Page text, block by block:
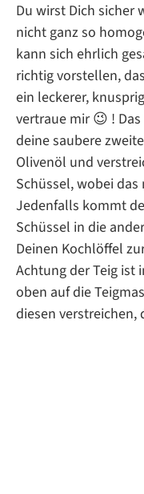
Du wirst Dich sicher
nicht ganz so
kann sich ehrlich
richtig vorstellen,
ein leckerer,
vertraue mir 😉 !
deine saubere
Olivenöl und
Schüssel, wobei
Jedenfalls kommt
Schüssel in die
Deinen Kochlöffel
Achtung der Teig
oben auf die
diesen